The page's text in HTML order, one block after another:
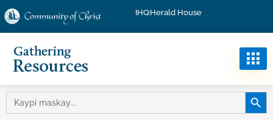
IHQHerald House